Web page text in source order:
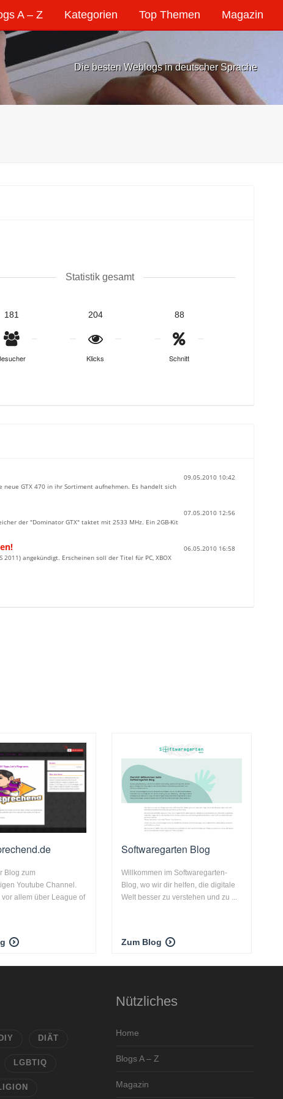
A – Z Kategorien Top Themen Magazin
Die besten Weblogs in deutscher Sprache
Statistik gesamt
181 204
Klicks
88
Schnitt
09.05.2010 10:42
neue GTX 470 in ihr Sortiment aufnehmen. Es handelt sich
07.05.2010 12:56
der "Dominator GTX" taktet mit 2533 MHz. Ein 2GB-Kit
06.05.2010 16:58
angekündigt. Erscheinen soll der Titel für PC, XBOX
Blog zum
Youtube Channel.
vor allem über League of
Softwaregarten Blog
Willkommen im Softwaregarten-
Blog, wo wir dir helfen, die digitale
Welt besser zu verstehen und zu ...
Zum Blog
DIÄT
LGBTIQ
Nützliches
Home
Blogs A – Z
Magazin